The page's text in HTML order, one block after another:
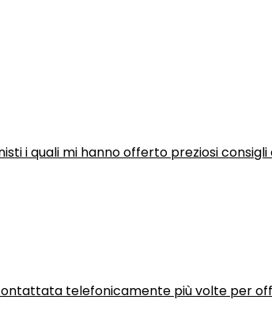
i quali mi hanno offerto preziosi consigli
telefonicamente più volte per